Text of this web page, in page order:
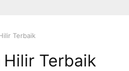
Terbaik
Terbaik